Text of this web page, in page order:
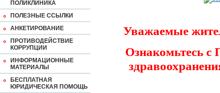
ПОЛИКЛИНИКА
ПОЛЕЗНЫЕ ССЫЛКИ
АНКЕТИРОВАНИЕ
ПРОТИВОДЕЙСТВИЕ
КОРРУПЦИИ
ИНФОРМАЦИОННЫЕ
МАТЕРИАЛЫ
БЕСПЛАТНАЯ
ЮРИДИЧЕСКАЯ ПОМОЩЬ
Уважаемые
Ознакомьтесь